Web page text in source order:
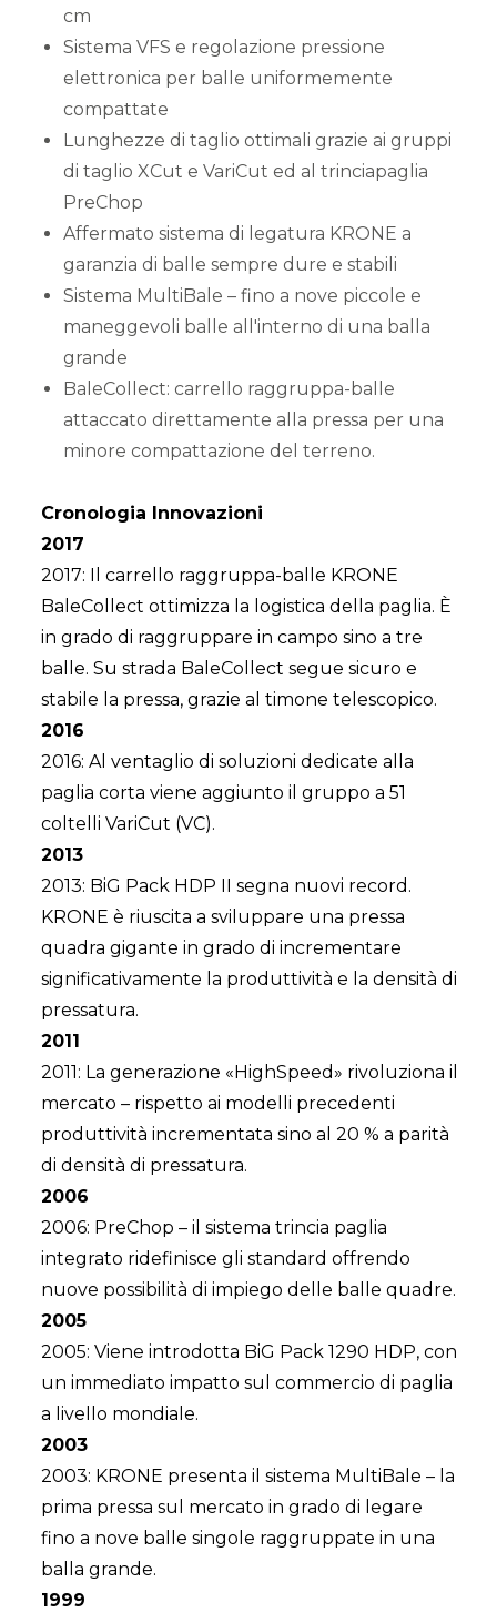
cm
Sistema VFS e regolazione pressione
elettronica per balle uniformemente
compattate
Lunghezze di taglio ottimali grazie ai gruppi
di taglio XCut e VariCut ed al trinciapaglia
PreChop
Affermato sistema di legatura KRONE a
garanzia di balle sempre dure e stabili
Sistema MultiBale – fino a nove piccole e
maneggevoli balle all'interno di una balla
grande
BaleCollect: carrello raggruppa-balle
attaccato direttamente alla pressa per una
minore compattazione del terreno.
Cronologia Innovazioni
2017
2017: Il carrello raggruppa-balle KRONE
BaleCollect ottimizza la logistica della paglia. È
in grado di raggruppare in campo sino a tre
balle. Su strada BaleCollect segue sicuro e
stabile la pressa, grazie al timone telescopico.
2016
2016: Al ventaglio di soluzioni dedicate alla
paglia corta viene aggiunto il gruppo a 51
coltelli VariCut (VC).
2013
2013: BiG Pack HDP II segna nuovi record.
KRONE è riuscita a sviluppare una pressa
quadra gigante in grado di incrementare
significativamente la produttività e la densità di
pressatura.
2011
2011: La generazione «HighSpeed» rivoluziona il
mercato – rispetto ai modelli precedenti
produttività incrementata sino al 20 % a parità
di densità di pressatura.
2006
2006: PreChop – il sistema trincia paglia
integrato ridefinisce gli standard offrendo
nuove possibilità di impiego delle balle quadre.
2005
2005: Viene introdotta BiG Pack 1290 HDP, con
un immediato impatto sul commercio di paglia
a livello mondiale.
2003
2003: KRONE presenta il sistema MultiBale – la
prima pressa sul mercato in grado di legare
fino a nove balle singole raggruppate in una
balla grande.
1999